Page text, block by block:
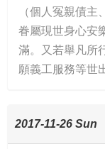
（個人冤親債
眷屬現世身心安
滿。又若舉凡所
願義工服務等世
2017-11-26 Sun